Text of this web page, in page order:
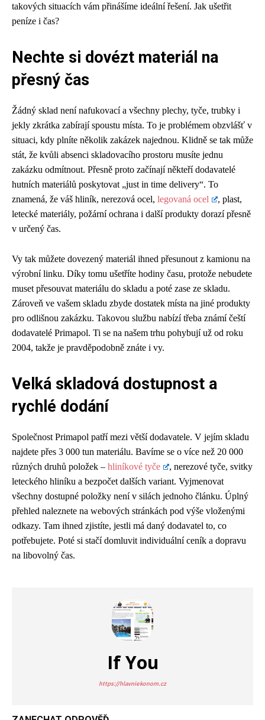
takových situacích vám přinášíme ideální řešení. Jak ušetřit
peníze i čas?
Nechte si dovézt materiál na
přesný čas
Žádný sklad není nafukovací a všechny plechy, tyče, trubky i
jekly zkrátka zabírají spoustu místa. To je problémem obzvlášť v
situaci, kdy plníte několik zakázek najednou. Klidně se tak může
stát, že kvůli absenci skladovacího prostoru musíte jednu
zakázku odmítnout. Přesně proto začínají někteří dodavatelé
hutních materiálů poskytovat „just in time delivery“. To
znamená, že váš hliník, nerezová ocel, legovaná ocel
, plast,
letecké materiály, požární ochrana i další produkty dorazí přesně
v určený čas.
Vy tak můžete dovezený materiál ihned přesunout z kamionu na
výrobní linku. Díky tomu ušetříte hodiny času, protože nebudete
muset přesouvat materiálu do skladu a poté zase ze skladu.
Zároveň ve vašem skladu zbyde dostatek místa na jiné produkty
pro odlišnou zakázku. Takovou službu nabízí třeba známí čeští
dodavatelé Primapol. Ti se na našem trhu pohybují už od roku
2004, takže je pravděpodobně znáte i vy.
Velká skladová dostupnost a
rychlé dodání
Společnost Primapol patří mezi větší dodavatele. V jejím skladu
najdete přes 3 000 tun materiálu. Bavíme se o více než 20 000
různých druhů položek – hliníkové tyče
, nerezové tyče, svitky
leteckého hliníku a bezpočet dalších variant. Vyjmenovat
všechny dostupné položky není v silách jednoho článku. Úplný
přehled naleznete na webových stránkách pod výše vloženými
odkazy. Tam ihned zjistíte, jestli má daný dodavatel to, co
potřebujete. Poté si stačí domluvit individuální ceník a dopravu
na libovolný čas.
If You
https://hlavniekonom.cz